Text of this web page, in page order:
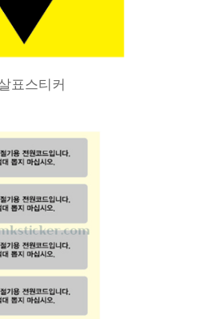
표스티커